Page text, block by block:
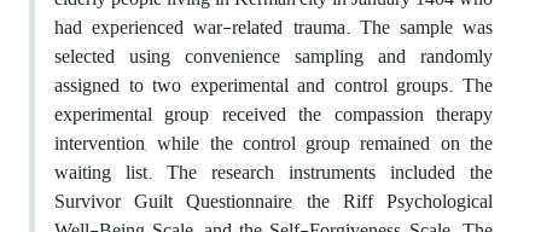
had experienced war-related trauma. The sample was
selected using convenience sampling and randomly
assigned to two experimental and control groups. The
experimental group received the compassion therapy
intervention, while the control group remained on the
waiting list. The research instruments included the
Survivor Guilt Questionnaire, the Riff Psychological